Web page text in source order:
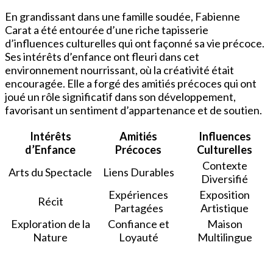
En grandissant dans une famille soudée, Fabienne
Carat a été entourée d’une riche tapisserie
d’influences culturelles qui ont façonné sa vie précoce.
Ses intérêts d’enfance ont fleuri dans cet
environnement nourrissant, où la créativité était
encouragée. Elle a forgé des amitiés précoces qui ont
joué un rôle significatif dans son développement,
favorisant un sentiment d’appartenance et de soutien.
Intérêts
d’Enfance
Amitiés
Précoces
Influences
Culturelles
Arts du Spectacle
Liens Durables
Contexte
Diversifié
Récit
Expériences
Partagées
Exposition
Artistique
Exploration de la
Nature
Confiance et
Loyauté
Maison
Multilingue